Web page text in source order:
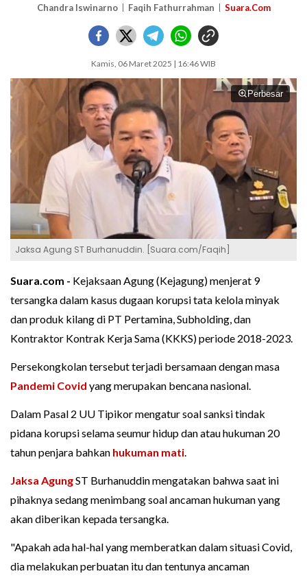
Chandra Iswinarno Faqih Fathurrahman Suara.Com
Kamis, 06 Maret 2025 | 16:46 WIB
Perbesar
Jaksa Agung ST Burhanuddin. [Suara.com/Faqih]
Suara.com - Kejaksaan Agung (Kejagung) menjerat 9
tersangka dalam kasus dugaan korupsi tata kelola minyak
dan produk kilang di PT Pertamina, Subholding, dan
Kontraktor Kontrak Kerja Sama (KKKS) periode 2018-2023.
Persekongkolan tersebut terjadi bersamaan dengan masa
Pandemi Covid yang merupakan bencana nasional.
Dalam Pasal 2 UU Tipikor mengatur soal sanksi tindak
pidana korupsi selama seumur hidup dan atau hukuman 20
tahun penjara bahkan hukuman mati.
Jaksa AgungST Burhanuddin mengatakan bahwa saat ini
pihaknya sedang menimbang soal ancaman hukuman yang
akan diberikan kepada tersangka.
"Apakah ada hal-hal yang memberatkan dalam situasi Covid,
dia melakukan perbuatan itu dan tentunya ancaman